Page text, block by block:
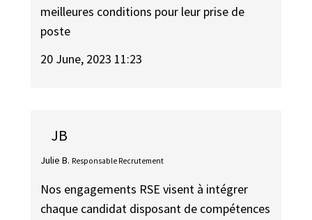
meilleures conditions pour leur prise de
poste
20 June, 2023 11:23
JB
Julie B. Responsable Recrutement
Nos engagements RSE visent à intégrer
chaque candidat disposant de compétences